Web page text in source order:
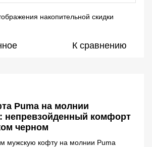
накопительной скидки
К сравнению
Puma на молнии
непревзойденный комфорт
черном
мужскую кофту на молнии Puma